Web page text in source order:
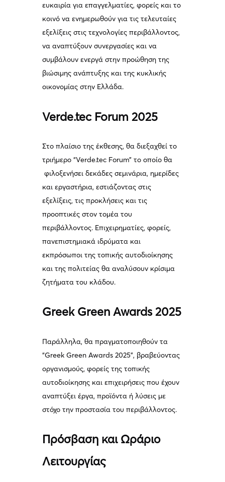
ευκαιρία για επαγγελματίες, φορείς και το
κοινό να ενημερωθούν για τις τελευταίες
εξελίξεις στις τεχνολογίες περιβάλλοντος,
να αναπτύξουν συνεργασίες και να
συμβάλουν ενεργά στην προώθηση της
βιώσιμης ανάπτυξης και της κυκλικής
οικονομίας στην Ελλάδα.
Verde.tec Forum 2025
Στο πλαίσιο της έκθεσης, θα διεξαχθεί το
τριήμερο “Verde.tec Forum” το οποίο θα
φιλοξενήσει δεκάδες σεμινάρια, ημερίδες
και εργαστήρια, εστιάζοντας στις
εξελίξεις, τις προκλήσεις και τις
προοπτικές στον τομέα του
περιβάλλοντος. Επιχειρηματίες, φορείς,
πανεπιστημιακά ιδρύματα και
εκπρόσωποι της τοπικής αυτοδιοίκησης
και της πολιτείας θα αναλύσουν κρίσιμα
ζητήματα του κλάδου.
Greek Green Awards 2025
Παράλληλα, θα πραγματοποιηθούν τα
“Greek Green Awards 2025”, βραβεύοντας
οργανισμούς, φορείς της τοπικής
αυτοδιοίκησης και επιχειρήσεις που έχουν
αναπτύξει έργα, προϊόντα ή λύσεις με
στόχο την προστασία του περιβάλλοντος.
Πρόσβαση και Ωράριο
Λειτουργίας